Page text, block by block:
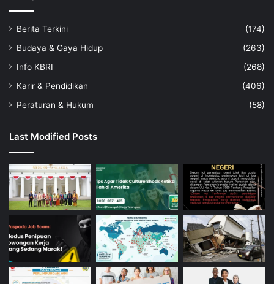
Berita Terkini
(174)
Budaya & Gaya Hidup
(263)
Info KBRI
(268)
Karir & Pendidikan
(406)
Peraturan & Hukum
(58)
Last Modified Posts